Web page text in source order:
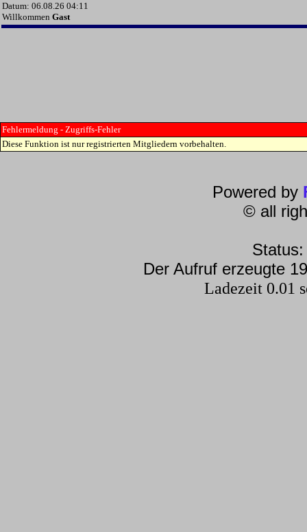
Datum: 06.08.26 04:11
Willkommen Gast
Fehlermeldung - Zugriffs-Fehler
Diese Funktion ist nur registrierten Mitgliedern vorbehalten.
Powered by
© all
Der Aufruf erzeugte
Ladezeit 0.01